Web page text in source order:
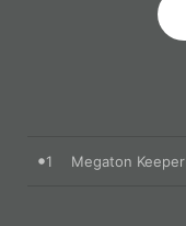
1 Megaton Keeper